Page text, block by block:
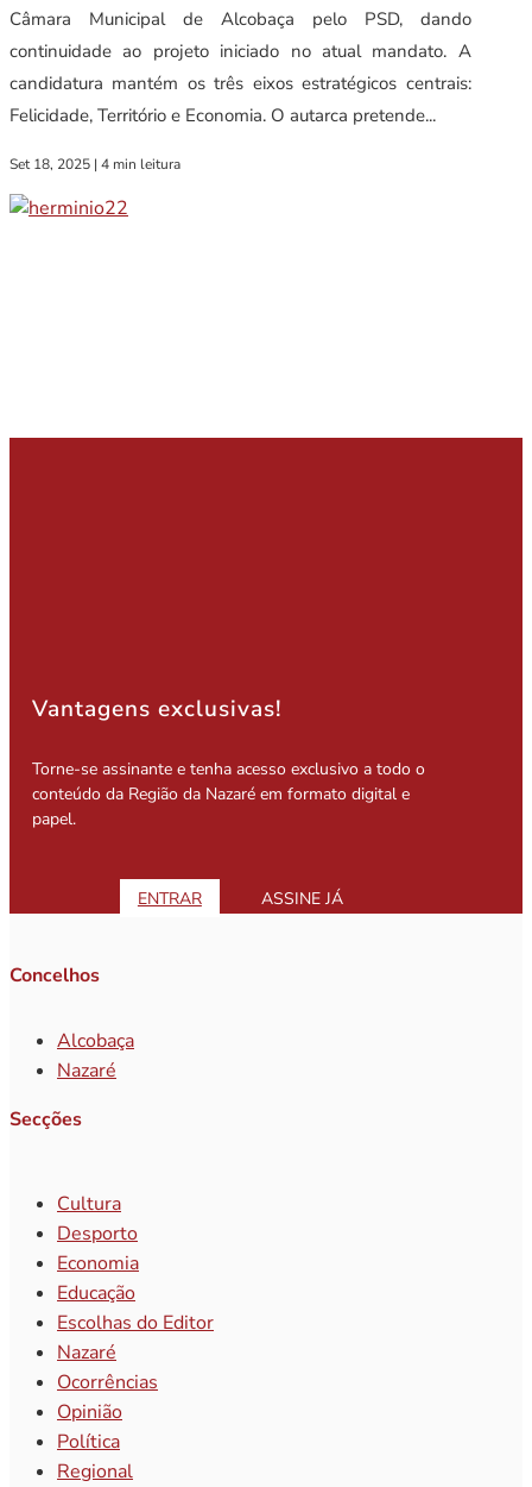
Câmara Municipal de Alcobaça pelo PSD, dando
continuidade ao projeto iniciado no atual mandato. A
candidatura mantém os três eixos estratégicos centrais:
Felicidade, Território e Economia. O autarca pretende...
Set 18, 2025 | 4 min leitura
Vantagens exclusivas!
Torne-se assinante e tenha acesso exclusivo a todo o
conteúdo da Região da Nazaré em formato digital e
papel.
ENTRAR ASSINE JÁ
Concelhos
Alcobaça
Nazaré
Secções
Cultura
Desporto
Economia
Educação
Escolhas do Editor
Nazaré
Ocorrências
Opinião
Política
Regional